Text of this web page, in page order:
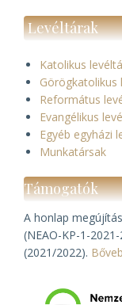
Levéltárak
Katolikus
Görögkatolikus
Református
Evangélikus
Egyéb egyházi
Munkatársak
Támogatók
A honlap
(NEAO-KP-1-
(2021/2022).